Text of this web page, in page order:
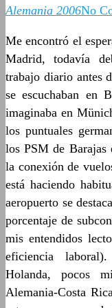
Alemania 2006No
Me encontró el
Madrid, todavía
trabajo diario antes
se escuchaban en
imaginaba en
los puntuales
los PSM de Barajas
la conexión de
está haciendo
aeropuerto se
porcentaje de
mis entendidos
eficiencia
Holanda, pocos
Alemania-Costa